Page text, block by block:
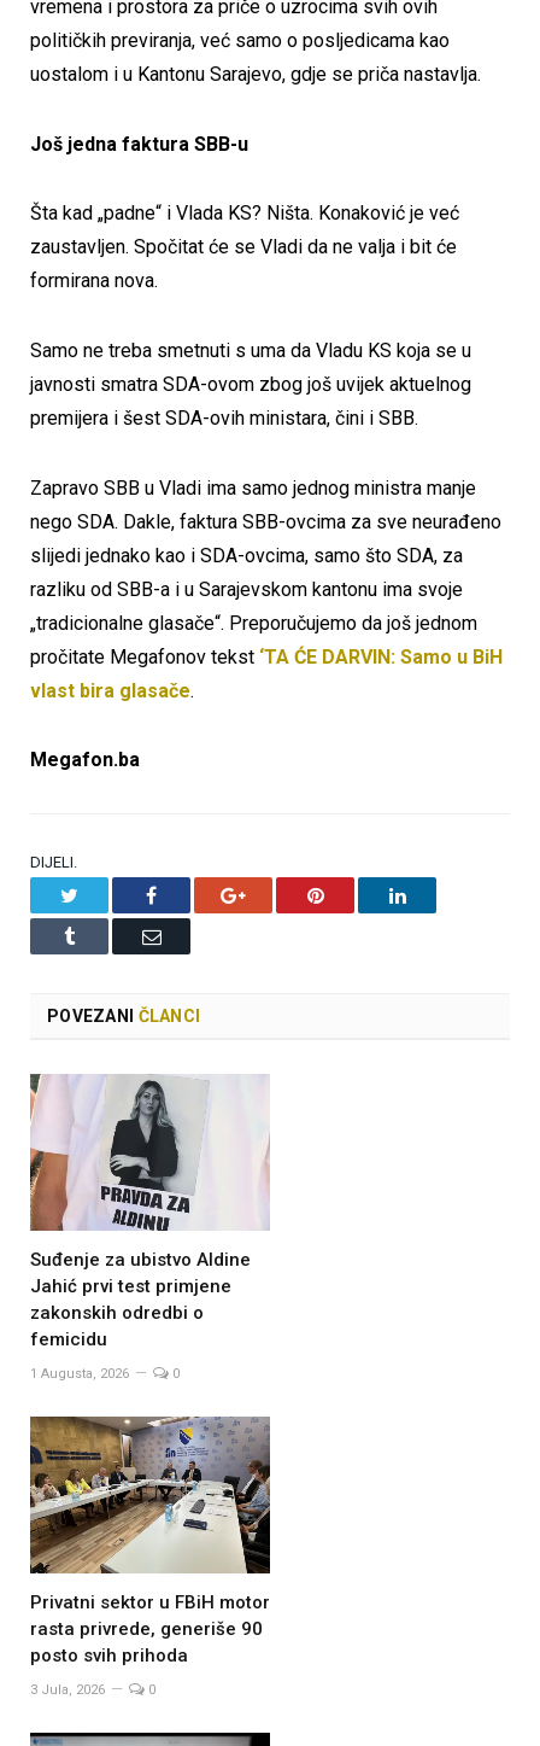
vremena i prostora za priče o uzrocima svih ovih
političkih previranja, već samo o posljedicama kao
uostalom i u Kantonu Sarajevo, gdje se priča nastavlja.
Još jedna faktura SBB-u
Šta kad „padne“ i Vlada KS? Ništa. Konaković je već
zaustavljen. Spočitat će se Vladi da ne valja i bit će
formirana nova.
Samo ne treba smetnuti s uma da Vladu KS koja se u
javnosti smatra SDA-ovom zbog još uvijek aktuelnog
premijera i šest SDA-ovih ministara, čini i SBB.
Zapravo SBB u Vladi ima samo jednog ministra manje
nego SDA. Dakle, faktura SBB-ovcima za sve neurađeno
slijedi jednako kao i SDA-ovcima, samo što SDA, za
razliku od SBB-a i u Sarajevskom kantonu ima svoje
„tradicionalne glasače“. Preporučujemo da još jednom
pročitate Megafonov tekst ‘TA ĆE DARVIN: Samo u BiH
vlast bira glasače.
Megafon.ba
DIJELI.
Facebook Google+ Pinterest LinkedIn
Tumblr Email
POVEZANI ČLANCI
Suđenje za ubistvo Aldine
Jahić prvi test primjene
zakonskih odredbi o
femicidu
1 Augusta, 2026 0
Privatni sektor u FBiH motor
rasta privrede, generiše 90
posto svih prihoda
3 Jula, 2026 0